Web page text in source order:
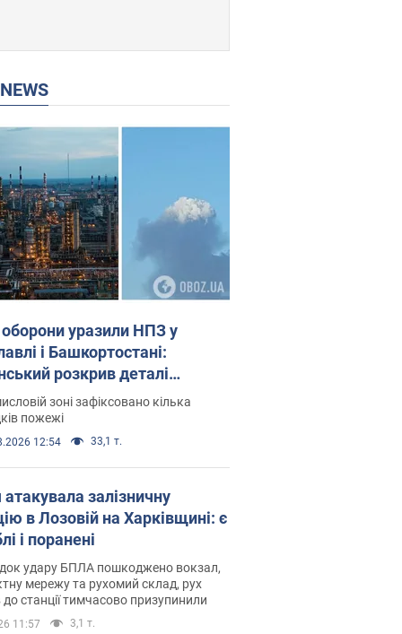
NEWS
уразили НПЗ у
і Башкортостані:
розкрив деталі
операції. Фото і відео
зоні зафіксовано кілька
пожежі
12:54 33,1 т.
атакувала залізничну
в Лозовій на Харківщині: є
і поранені
удару БПЛА пошкоджено вокзал,
мережу та рухомий склад, рух
до станції тимчасово призупинили
11:57 3,1 т.